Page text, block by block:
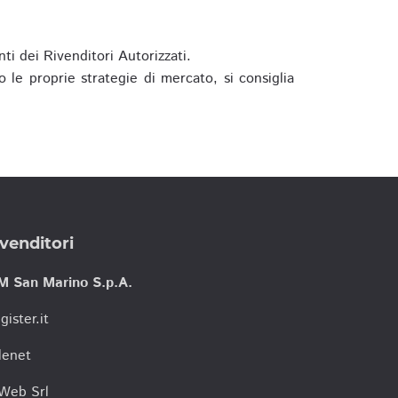
dei Rivenditori Autorizzati.
le proprie strategie di mercato, si consiglia
San Marino S.p.A.
Srl